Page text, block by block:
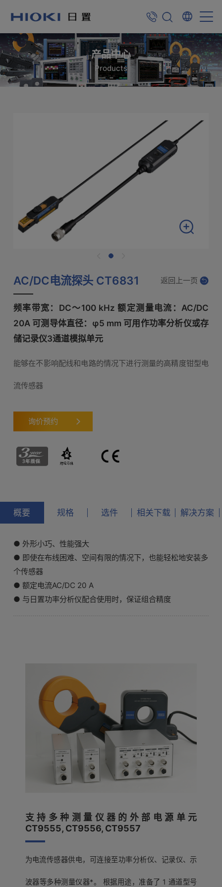
产品中心
Products
AC/DC电流探头 CT6831 返回上一页
频率带宽：DC〜100 kHz 额定测量电流：AC/DC
20A 可测导体直径：φ5 mm 可用作功率分析仪或存
储记录仪3通道模拟单元
能够在不影响配线和电路的情况下进行测量的高精度钳型电
流传感器
询价预约
概要 规格 选件 相关下载 解决方案
● 外形小巧、性能强大
● 即使在布线困难、空间有限的情况下，也能轻松地安装多
个传感器
● 额定电流AC/DC 20 A
● 与日置功率分析仪配合使用时，保证组合精度
支持多种测量仪器的外部电源单元
CT9555, CT9556, CT9557
为电流传感器供电，可连接至功率分析仪、记录仪、示
波器等多种测量仪器*。 根据用途，准备了 1 通道型号